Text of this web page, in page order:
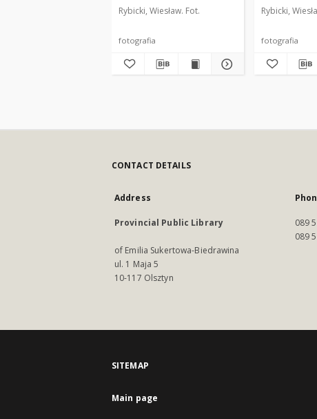
Rybicki, Wiesław. Fot.
fotografia
Rybicki,
fotografia
CONTACT DETAILS
Address
Provincial Public Library
of Emilia Sukertowa-Biedrawina
ul. 1 Maja 5
10-117 Olsztyn
089
089
SITEMAP
Main page